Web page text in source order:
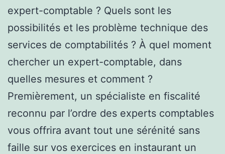
expert-comptable ? Quels sont les
possibilités et les problème technique des
services de comptabilités ? À quel moment
chercher un expert-comptable, dans
quelles mesures et comment ?
Premièrement, un spécialiste en fiscalité
reconnu par l’ordre des experts comptables
vous offrira avant tout une sérénité sans
faille sur vos exercices en instaurant un